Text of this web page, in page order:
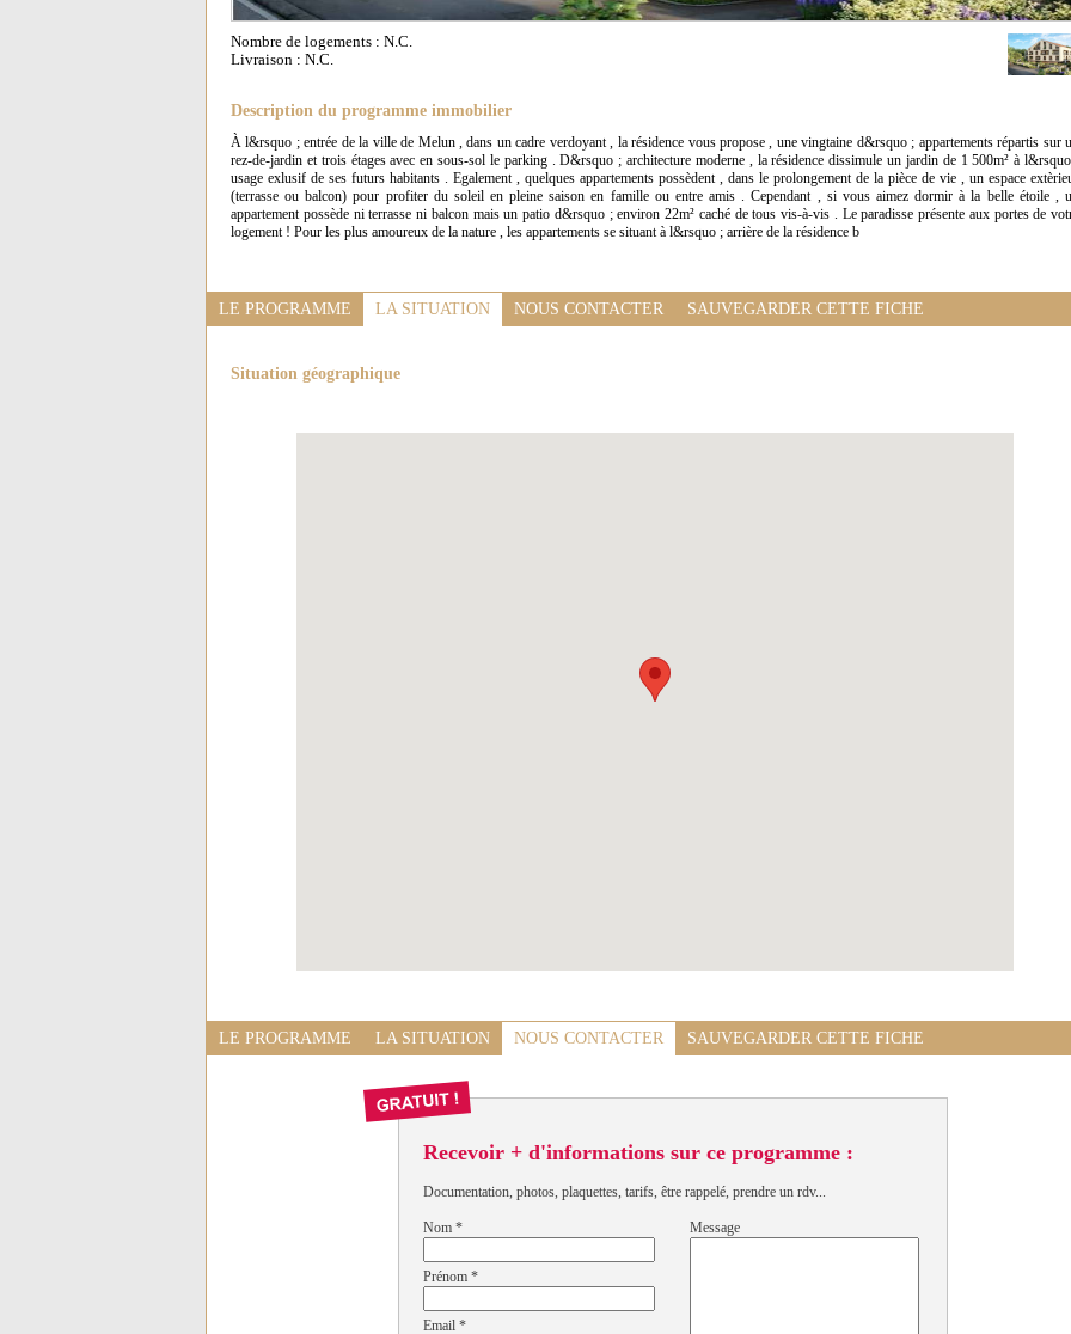
Nombre de logements : N.C.
Livraison : N.C.
Description du programme immobilier
À l&rsquo ; entrée de la ville de Melun , dans un cadre verdoyant , la résidence vous propose , une vingtaine d&rsquo ; appartements répartis sur
rez-de-jardin et trois étages avec en sous-sol le parking . D&rsquo ; architecture moderne , la résidence dissimule un jardin de 1 500m² à
usage exlusif de ses futurs habitants . Egalement , quelques appartements possèdent , dans le prolongement de la pièce de vie , un espace
(terrasse ou balcon) pour profiter du soleil en pleine saison en famille ou entre amis . Cependant , si vous aimez dormir à la belle étoile ,
appartement possède ni terrasse ni balcon mais un patio d&rsquo ; environ 22m² caché de tous vis-à-vis . Le paradisse présente aux portes de
logement ! Pour les plus amoureux de la nature , les appartements se situant à l&rsquo ; arrière de la résidence b
LE PROGRAMME LA SITUATION NOUS CONTACTER SAUVEGARDER CETTE FICHE
Situation géographique
LE PROGRAMME LA SITUATION NOUS CONTACTER SAUVEGARDER CETTE FICHE
Recevoir + d'informations sur ce programme :
Documentation, photos, plaquettes, tarifs, être rappelé, prendre un rdv...
Nom *
Prénom *
Email *
Message